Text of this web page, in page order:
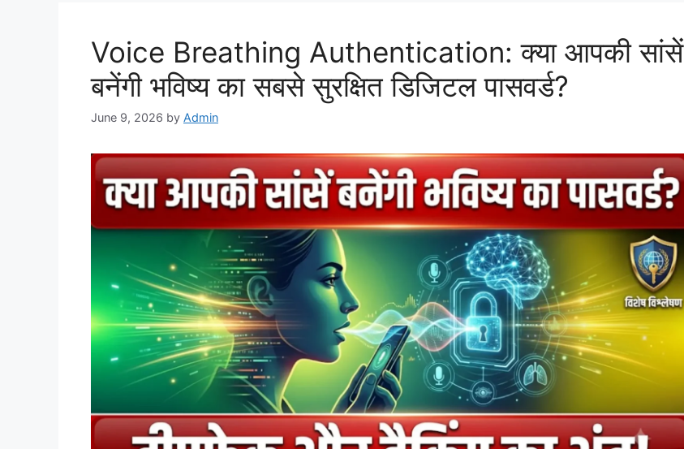
Voice Breathing Authentication: क्या आपकी सांसें
बनेंगी भविष्य का सबसे सुरक्षित डिजिटल पासवर्ड?
June 9, 2026 by Admin